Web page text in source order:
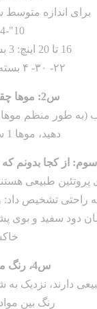
برای اندازه متوسط
10"-14": 2 بسته با 1 بسته
16 تا 20 اینچ: 3 بسته با یک بسته بندی
۲۲- ۳۰- ۴ بسته یا بیشتر با یک بسته
س2: موها چقدر طول می کشند؟
(به طور منظم موها
دهید، موها 1 سال دوام می آورند).
از کجا بدونم
طبیعی
راحتی تشخیص
دود سفید و بوی
س4، رنگ موی طبیعی چیست؟
دارند، نزدیک
رنگ بین